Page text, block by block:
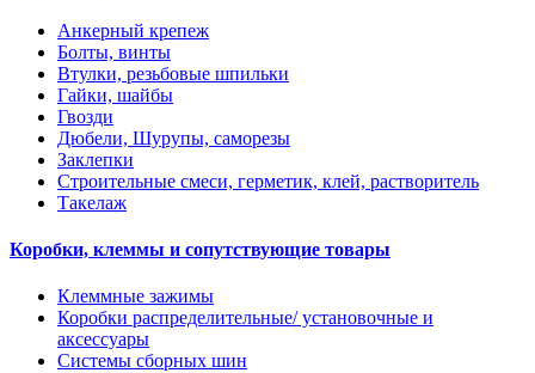
Анкерный крепеж
Болты, винты
Втулки, резьбовые шпильки
Гайки, шайбы
Гвозди
Дюбели, Шурупы, саморезы
Заклепки
Строительные смеси, герметик, клей, растворитель
Такелаж
Коробки, клеммы и сопутствующие товары
Клеммные зажимы
Коробки распределительные/ установочные и
аксессуары
Системы сборных шин